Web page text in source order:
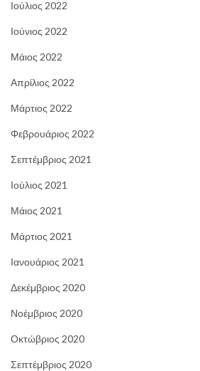
Ιούλιος 2022
Ιούνιος 2022
Μάιος 2022
Απρίλιος 2022
Μάρτιος 2022
Φεβρουάριος 2022
Σεπτέμβριος 2021
Ιούλιος 2021
Μάιος 2021
Μάρτιος 2021
Ιανουάριος 2021
Δεκέμβριος 2020
Νοέμβριος 2020
Οκτώβριος 2020
Σεπτέμβριος 2020